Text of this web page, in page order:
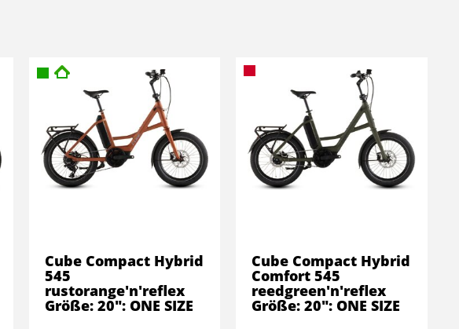
Cube Compact Hybrid
545
rustorange'n'reflex
Größe: 20": ONE SIZE
Cube Compact Hybrid
Comfort 545
reedgreen'n'reflex
Größe: 20": ONE SIZE